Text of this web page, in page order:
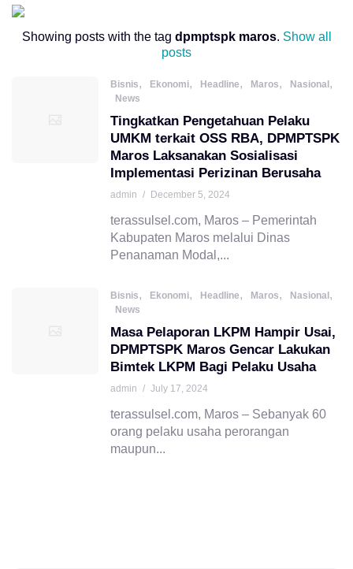
Showing posts with the tag dpmptspk maros. Show all
posts
Bisnis, Ekonomi, Headline, Maros, Nasional ,
News
Tingkatkan Pengetahuan Pelaku
UMKM terkait OSS RBA, DPMPTSPK
Maros Laksanakan Sosialisasi
Implementasi Perizinan Berusaha
admin / December 5, 2024
terassulsel.com, Maros – Pemerintah
Kabupaten Maros melalui Dinas
Penanaman Modal,...
Bisnis, Ekonomi, Headline, Maros, Nasional ,
News
Masa Pelaporan LKPM Hampir Usai,
DPMPTSPK Maros Gencar Lakukan
Bimtek LKPM Bagi Pelaku Usaha
admin / July 17, 2024
terassulsel.com, Maros – Sebanyak 60
orang pelaku usaha perorangan
maupun...